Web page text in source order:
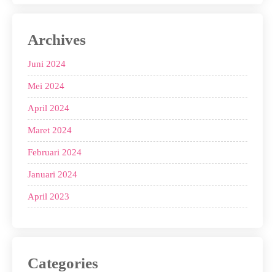
Archives
Juni 2024
Mei 2024
April 2024
Maret 2024
Februari 2024
Januari 2024
April 2023
Categories